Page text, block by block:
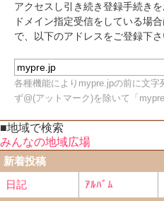
アクセスし引き続き登録手続きを
ドメイン指定受信をしている場
で、以下のアドレスをご登録下さ
各種機能によりmypre.jpの前に文
ず@(アットマーク)を除いて「
■地域で検索
みんなの地域広場
新着投稿
日記
ｱﾙﾊﾞﾑ